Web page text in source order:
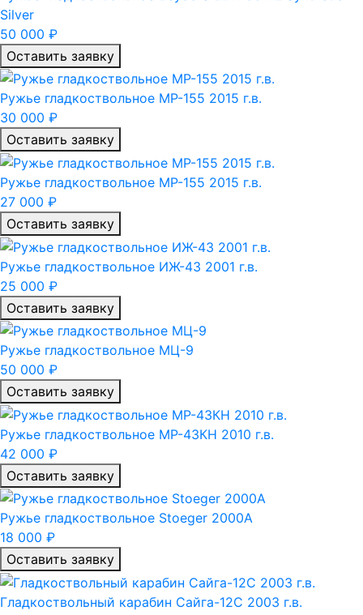
Silver
50 000 ₽
Оставить заявку
Ружье гладкоствольное МР-155 2015 г.в.
30 000 ₽
Оставить заявку
Ружье гладкоствольное МР-155 2015 г.в.
27 000 ₽
Оставить заявку
Ружье гладкоствольное ИЖ-43 2001 г.в.
25 000 ₽
Оставить заявку
Ружье гладкоствольное МЦ-9
50 000 ₽
Оставить заявку
Ружье гладкоствольное МР-43КН 2010 г.в.
42 000 ₽
Оставить заявку
Ружье гладкоствольное Stoeger 2000A
18 000 ₽
Оставить заявку
Гладкоствольный карабин Сайга-12С 2003 г.в.